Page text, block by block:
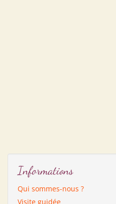
Informations
Qui sommes-nous ?
Visite guidée